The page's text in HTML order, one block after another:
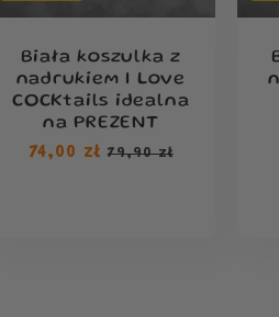
Biała koszulka z
nadrukiem I Love
COCKtails idealna
na PREZENT
Cena
74,00 zł Cena
79,90 zł